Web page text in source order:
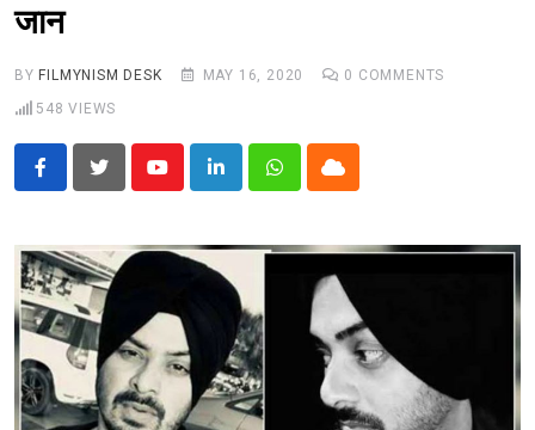
STARRY SIDES
MORE
जान
BY FILMYNISM DESK MAY 16, 2020 0 COMMENTS
548 VIEWS
YoutubeLinkedInWhatsappCloud